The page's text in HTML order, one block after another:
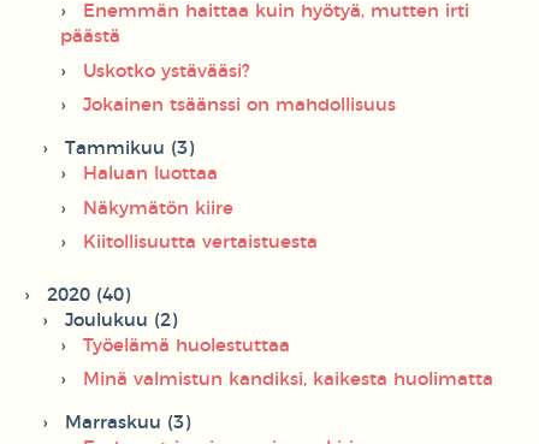
Enemmän haittaa kuin hyötyä, mutten irti
päästä
Uskotko ystävääsi?
Jokainen tsäänssi on mahdollisuus
Tammikuu (3)
Haluan luottaa
Näkymätön kiire
Kiitollisuutta vertaistuesta
2020 (40)
Joulukuu (2)
Työelämä huolestuttaa
Minä valmistun kandiksi, kaikesta huolimatta
Marraskuu (3)